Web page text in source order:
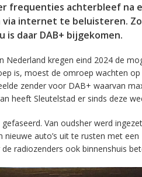
frequenties achterbleef na
internet te beluisteren.
is daar DAB+ bijgekomen.
Nederland kregen eind 2024 de
is, moest de omroep wachten
zender voor DAB+ waarvan
heeft Sleutelstad er sinds deze
Van oudsher werd
nieuwe auto’s uit te rusten met
radiozenders ook binnenshuis